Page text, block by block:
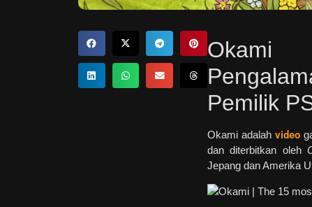
Okami
Pemilik
Okami adalahvideo
dan diterbitkan oleh
Jepang dan Amerika